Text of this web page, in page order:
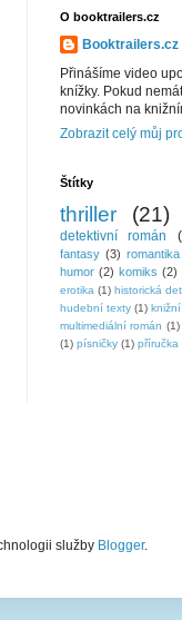
O booktrailers.cz
Booktrailers.cz
Přinášíme video
knížky. Pokud
novinkách na
Zobrazit celý můj
Štítky
thriller (21)
detektivní román
fantasy (3) romantika
humor (2) komiks (2)
erotika (1) historická
hudební texty (1)
multimediální román (1)
(1) písničky (1) příručka
služby Blogger.